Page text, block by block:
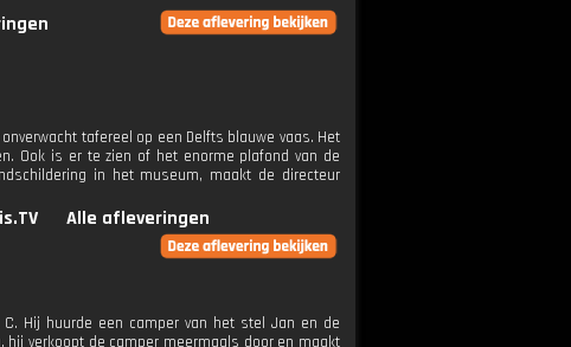
tafereel op een Delfts blauwe vaas. Het
Ook is er te zien of het enorme plafond van de
in het museum, maakt de directeur
Alle afleveringen
Hij huurde een camper van het stel Jan en de
hij verkoopt de camper meermaals door en maakt